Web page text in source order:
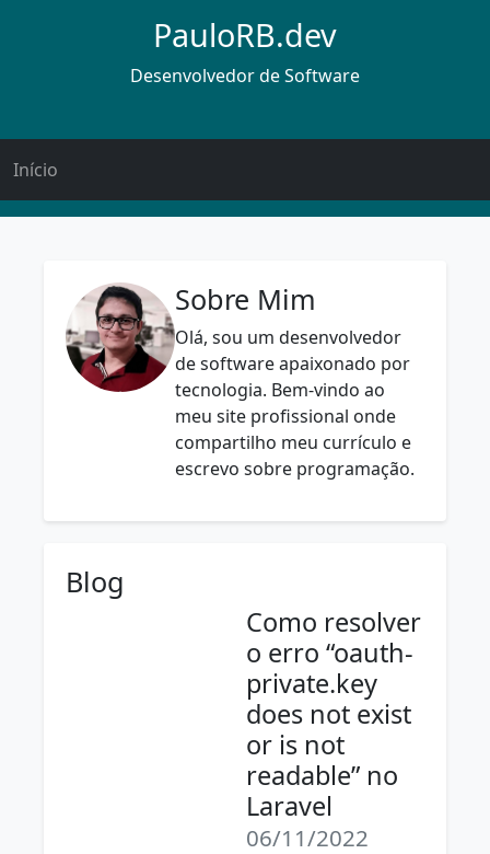
PauloRB.dev
Desenvolvedor de Software
Início
Sobre Mim
Olá, sou um desenvolvedor
de software apaixonado por
tecnologia. Bem-vindo ao
meu site profissional onde
compartilho meu currículo e
escrevo sobre programação.
Blog
Como resolver
o erro “oauth-
private.key
does not exist
or is not
readable” no
Laravel
06/11/2022